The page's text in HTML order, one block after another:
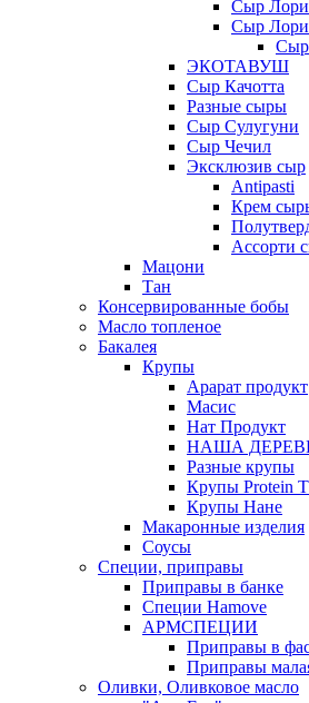
Сыр Лори
Сыр Лори
ЭКОТАВУШ
Сыр Качотта
Разные сыры
Сыр Сулугуни
Сыр Чечил
Эксклюзив сыр
Antipasti
Крем
Ассорти
Мацони
Тан
Консервированные бобы
Масло топленое
Бакалея
Крупы
Арарат продукт
Масис
Нат Продукт
НАША
Разные крупы
Крупы Protein
Крупы Нане
Макаронные изделия
Соусы
Специи, приправы
Приправы в банке
Специи Hamove
АРМСПЕЦИИ
Приправы в
Приправы
Оливки, Оливковое масло